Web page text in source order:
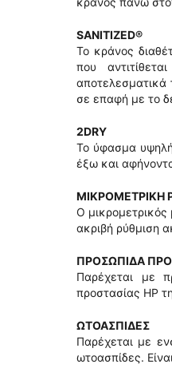
SANITIZED®
Το κράνος
που
σε επαφή με το
2DRY
Το ύφασμα
έξω και
ΜΙΚΡΟΜΕΤΡΙΚΗ
Ο μικρομετρικός
ακριβή ρύθμιση
ΠΡΟΣΩΠΙΔΑ
Παρέχεται με
προστασίας HP
ΩΤΟΑΣΠΙΔΕΣ
Παρέχεται με
ωτοασπίδες.